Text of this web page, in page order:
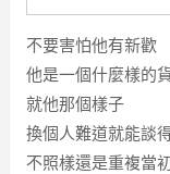
不要害怕他有新歡
他是一個什麼樣的
就他那個樣子
換個人難道就能談
不照樣還是重複當